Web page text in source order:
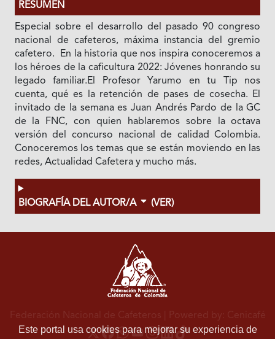
RESUMEN
Especial sobre el desarrollo del pasado 90 congreso
nacional de cafeteros, máxima instancia del gremio
cafetero. En la historia que nos inspira conoceremos a
los héroes de la caficultura 2022: Jóvenes honrando su
legado familiar.El Profesor Yarumo en tu Tip nos
cuenta, qué es la retención de pases de cosecha. El
invitado de la semana es Juan Andrés Pardo de la GC
de la FNC, con quien hablaremos sobre la octava
versión del concurso nacional de calidad Colombia.
Conoceremos los temas que se están moviendo en las
redes, Actualidad Cafetera y mucho más.
BIOGRAFÍA DEL AUTOR/A (VER)
Este portal usa cookies para mejorar su experiencia de
Federación Nacional de Cafeteros | Powered by: Cenicafé